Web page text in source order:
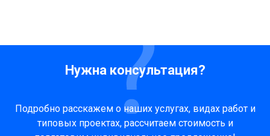
Нужна консультация?
Подробно расскажем о наших услугах, видах работ и
типовых проектах, рассчитаем стоимость и